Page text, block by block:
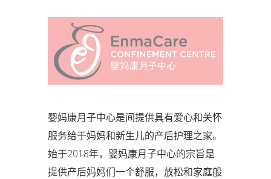
婴妈康月子中心是间提供具有爱心和关怀
服务给于妈妈和新生儿的产后护理之家。
始于2018年，婴妈康月子中心的宗旨是
提供产后妈妈们一个舒服，放松和家庭般